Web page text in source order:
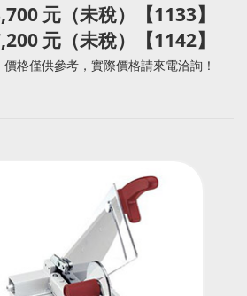
元（未稅）【1133】
元（未稅）【1142】
價格僅供參考，實際價格請來電洽詢！